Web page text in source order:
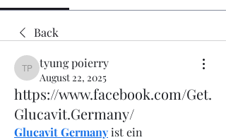
Back
tyung poierry
tyung poierry
August 22, 2025
https://www.facebook.com/Get.
Glucavit.Germany/
Glucavit Germany ist ein